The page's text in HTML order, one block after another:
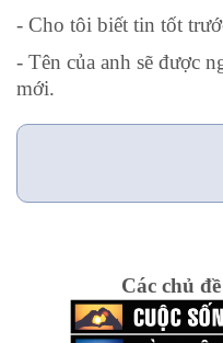
- Cho tôi biết tin tốt
- Tên của anh sẽ được
mới.
Các chủ